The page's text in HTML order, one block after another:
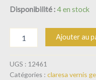
Disponibilité :4 en stock
Ajouter au
UGS : 12461
Catégories : claresa vernis